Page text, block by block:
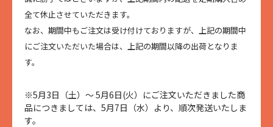
全て休止させていただきます。
なお、期間中もご注文は受け付けておりますが、上記の期間中
にご注文いただいた場合は、上記の期間以降の出荷となりま
す。
※5月3日（土）～ 5月6日(火）にご注文いただきました商
品につきましては、5月7日（水）より、順次発送いたしま
す。